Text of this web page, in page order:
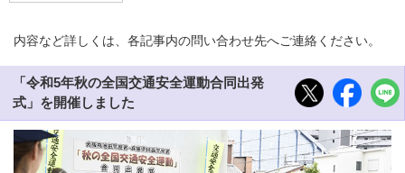
内容など詳しくは、各記事内の問い合わせ先へご連絡ください。
「令和5年秋の全国交通安全運動合同出発
式」を開催しました